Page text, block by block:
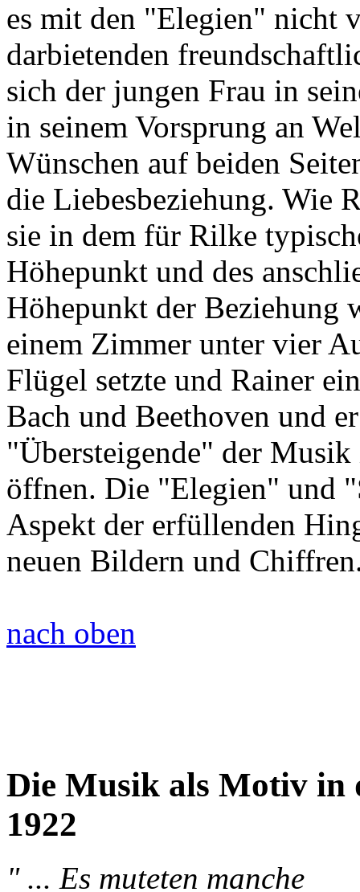
es mit den "Elegien" nicht
darbietenden
sich der jungen Frau in
in seinem Vorsprung an
Wünschen auf beiden
die Liebesbeziehung. Wie
sie in dem für Rilke
Höhepunkt und des
Höhepunkt der Beziehung
einem Zimmer unter vier
Flügel setzte und Rainer
Bach und Beethoven und
"Übersteigende" der
öffnen. Die "Elegien" und
Aspekt der erfüllenden
neuen Bildern und
nach oben
Die Musik als Motiv in
1922
" ... Es muteten manche